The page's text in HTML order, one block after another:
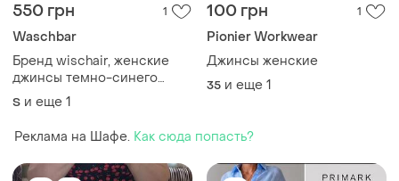
550 грн 1
Waschbar
Бренд wischair, женские
джинсы темно-синего
цвета, индиго свободного
кроя.
S и еще 1
100 грн 1
Pionier Workwear
Джинсы женские
35 и еще 1
Реклама на Шафе. Как сюда попасть?